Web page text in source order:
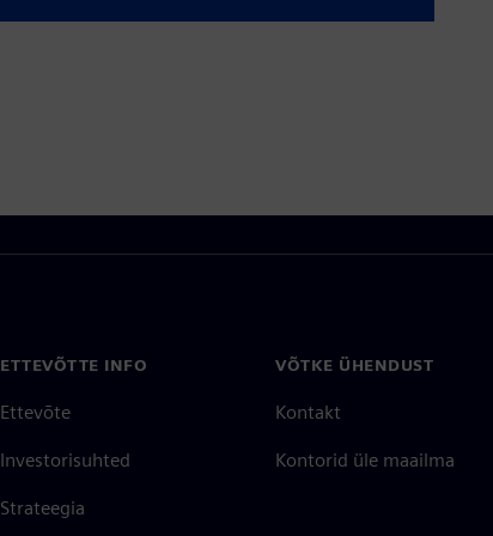
ETTEVÕTTE INFO
Ettevõte
Investorisuhted
Strateegia
VÕTKE ÜHENDUST
Kontakt
Kontorid üle maailma